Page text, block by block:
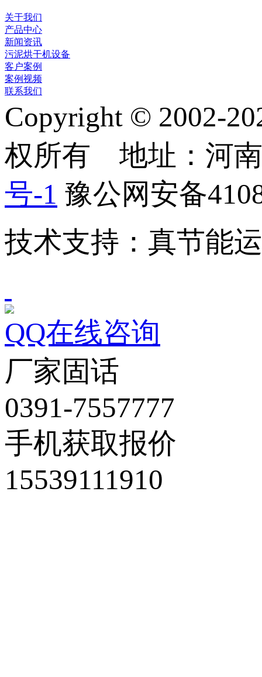
关于我们
产品中心
新闻资讯
污泥烘干机设备
客户案例
案例视频
联系我们
Copyright © 2002-
权所有 地址：河
号-1 豫公网安备
技术支持：真节能
QQ在线咨询
厂家固话
0391-7557777
手机获取报价
15539111910